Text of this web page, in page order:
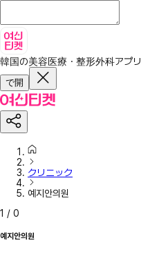
韓国の美容医療・整形外科アプリ
で開
クリニック
예지안의원
1 / 0
예지안의원